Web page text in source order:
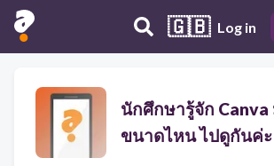
🇬🇧 Log in
นักศึกษารู้จัก
ขนาดไหน ไปดูกันค่ะ